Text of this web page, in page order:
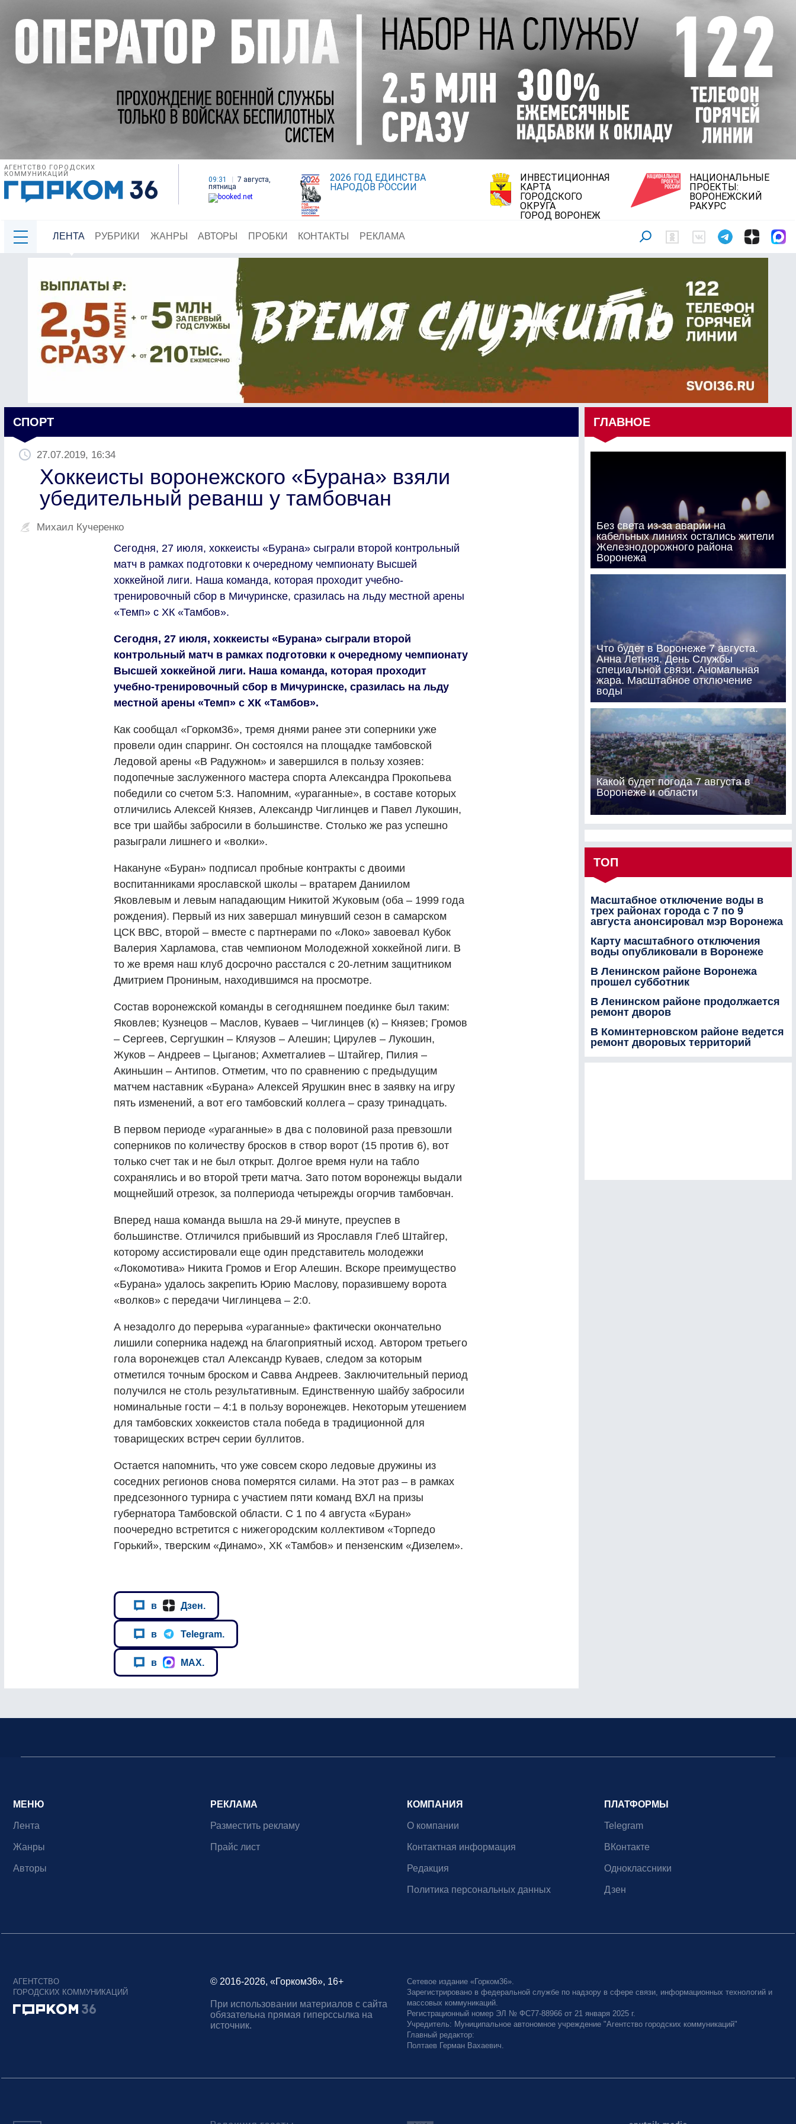
АГЕНТСТВО ГОРОДСКИХ
КОММУНИКАЦИЙ
09:31
7 августа,
пятница
2026 ГОД ЕДИНСТВА
НАРОДОВ РОССИИ
ИНВЕСТИЦИОННАЯ
КАРТА
ГОРОДСКОГО
ОКРУГА
ГОРОД ВОРОНЕЖ
НАЦИОНАЛЬНЫЕ
ПРОЕКТЫ:
ВОРОНЕЖСКИЙ
РАКУРС
ЛЕНТА РУБРИКИ ЖАНРЫ АВТОРЫ ПРОБКИ КОНТАКТЫ РЕКЛАМА
СПОРТ
27.07.2019, 16:34
Хоккеисты воронежского «Бурана» взяли
убедительный реванш у тамбовчан
Михаил Кучеренко
Сегодня, 27 июля, хоккеисты «Бурана» сыграли второй контрольный
матч в рамках подготовки к очередному чемпионату Высшей
хоккейной лиги. Наша команда, которая проходит учебно-
тренировочный сбор в Мичуринске, сразилась на льду местной арены
«Темп» с ХК «Тамбов».
Сегодня, 27 июля, хоккеисты «Бурана» сыграли второй
контрольный матч в рамках подготовки к очередному чемпионату
Высшей хоккейной лиги. Наша команда, которая проходит
учебно-тренировочный сбор в Мичуринске, сразилась на льду
местной арены «Темп» с ХК «Тамбов».
Как сообщал «Горком36», тремя днями ранее эти соперники уже
провели один спарринг. Он состоялся на площадке тамбовской
Ледовой арены «В Радужном» и завершился в пользу хозяев:
подопечные заслуженного мастера спорта Александра Прокопьева
победили со счетом 5:3. Напомним, «ураганные», в составе которых
отличились Алексей Князев, Александр Чиглинцев и Павел Лукошин,
все три шайбы забросили в большинстве. Столько же раз успешно
разыграли лишнего и «волки».
Накануне «Буран» подписал пробные контракты с двоими
воспитанниками ярославской школы – вратарем Даниилом
Яковлевым и левым нападающим Никитой Жуковым (оба – 1999 года
рождения). Первый из них завершал минувший сезон в самарском
ЦСК ВВС, второй – вместе с партнерами по «Локо» завоевал Кубок
Валерия Харламова, став чемпионом Молодежной хоккейной лиги. В
то же время наш клуб досрочно расстался с 20-летним защитником
Дмитрием Прониным, находившимся на просмотре.
Состав воронежской команды в сегодняшнем поединке был таким:
Яковлев; Кузнецов – Маслов, Куваев – Чиглинцев (к) – Князев; Громов
– Сергеев, Сергушкин – Кляузов – Алешин; Цирулев – Лукошин,
Жуков – Андреев – Цыганов; Ахметгалиев – Штайгер, Пилия –
Акиньшин – Антипов. Отметим, что по сравнению с предыдущим
матчем наставник «Бурана» Алексей Ярушкин внес в заявку на игру
пять изменений, а вот его тамбовский коллега – сразу тринадцать.
В первом периоде «ураганные» в два с половиной раза превзошли
соперников по количеству бросков в створ ворот (15 против 6), вот
только счет так и не был открыт. Долгое время нули на табло
сохранялись и во второй трети матча. Зато потом воронежцы выдали
мощнейший отрезок, за полпериода четырежды огорчив тамбовчан.
Вперед наша команда вышла на 29-й минуте, преуспев в
большинстве. Отличился прибывший из Ярославля Глеб Штайгер,
которому ассистировали еще один представитель молодежки
«Локомотива» Никита Громов и Егор Алешин. Вскоре преимущество
«Бурана» удалось закрепить Юрию Маслову, поразившему ворота
«волков» с передачи Чиглинцева – 2:0.
А незадолго до перерыва «ураганные» фактически окончательно
лишили соперника надежд на благоприятный исход. Автором третьего
гола воронежцев стал Александр Куваев, следом за которым
отметился точным броском и Савва Андреев. Заключительный период
получился не столь результативным. Единственную шайбу забросили
номинальные гости – 4:1 в пользу воронежцев. Некоторым утешением
для тамбовских хоккеистов стала победа в традиционной для
товарищеских встреч серии буллитов.
Остается напомнить, что уже совсем скоро ледовые дружины из
соседних регионов снова померятся силами. На этот раз – в рамках
предсезонного турнира с участием пяти команд ВХЛ на призы
губернатора Тамбовской области. С 1 по 4 августа «Буран»
поочередно встретится с нижегородским коллективом «Торпедо
Горький», тверским «Динамо», ХК «Тамбов» и пензенским «Дизелем».
в Дзен.
в Telegram.
в MAX.
ГЛАВНОЕ
Без света из-за аварии на
кабельных линиях остались жители
Железнодорожного района
Воронежа
Что будет в Воронеже 7 августа.
Анна Летняя. День Службы
специальной связи. Аномальная
жара. Масштабное отключение
воды
Какой будет погода 7 августа в
Воронеже и области
ТОП
Масштабное отключение воды в
трех районах города с 7 по 9
августа анонсировал мэр Воронежа
Карту масштабного отключения
воды опубликовали в Воронеже
В Ленинском районе Воронежа
прошел субботник
В Ленинском районе продолжается
ремонт дворов
В Коминтерновском районе ведется
ремонт дворовых территорий
МЕНЮ
Лента
Жанры
Авторы
РЕКЛАМА
Разместить рекламу
Прайс лист
КОМПАНИЯ
О компании
Контактная информация
Редакция
Политика персональных данных
ПЛАТФОРМЫ
Telegram
ВКонтакте
Одноклассники
Дзен
АГЕНТСТВО
ГОРОДСКИХ КОММУНИКАЦИЙ
© 2016-2026, «Горком36», 16+
При использовании материалов с сайта
обязательна прямая гиперссылка на
источник.
Сетевое издание «Горком36».
Зарегистрировано в федеральной службе по надзору в сфере связи, информационных технологий и
массовых коммуникаций.
Регистрационный номер ЭЛ № ФС77-88966 от 21 января 2025 г.
Учредитель: Муниципальное автономное учреждение "Агентство городских коммуникаций"
Главный редактор:
Полтаев Герман Вахаевич.